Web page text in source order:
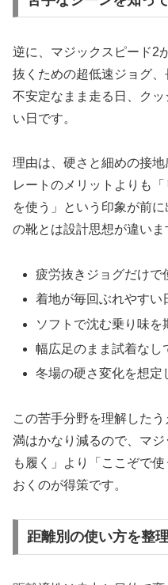
逆に、マジックスピード2
抜くための超低速ジョグ
不安定なまま走る日、ク
い日です。
理由は、硬さと細めの接
レートのメリットよりも
を使う」という印象が前
の靴とは設計思想が違いま
疲労抜きジョグだけで
着地が毎回ぶれやすい
ソフトで沈む乗り味を
幅広足のまま試着なし
冬場の硬さ変化を想定
この苦手分野を理解した
満はかなり減るので、マ
も履く」より「ここぞで
おくのが得策です。
距離別の使い方を整